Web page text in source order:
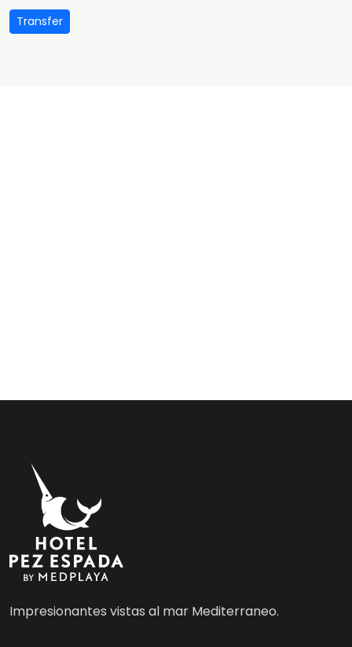
Transfer
Impresionantes vistas al mar Mediterraneo.